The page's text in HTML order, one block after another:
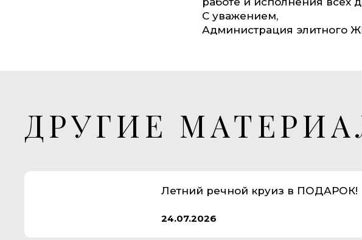
С уважением,
Администрация элитного
ДРУГИЕ
Летний речной круиз в ПОДАРОК!
24.07.2026